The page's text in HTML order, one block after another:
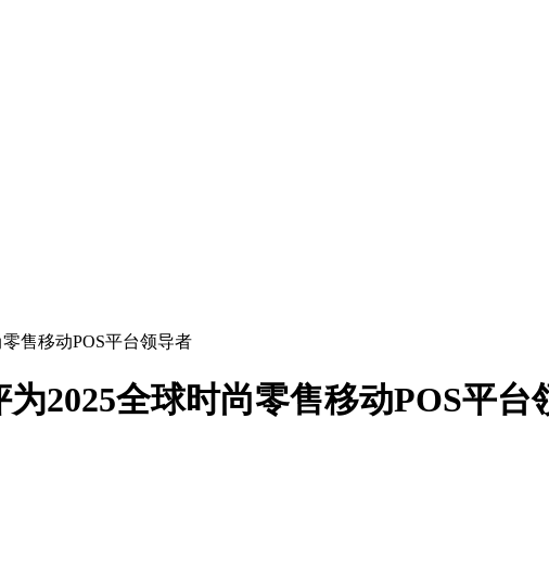
零售移动POS平台领导者
2025全球时尚零售移动POS平台